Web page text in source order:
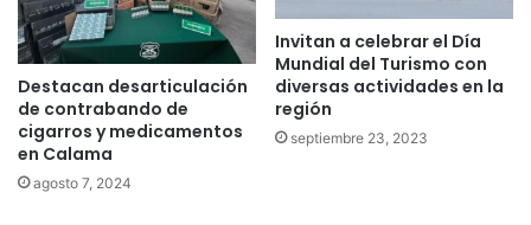
Destacan desarticulación
de contrabando de
cigarros y medicamentos
en Calama
agosto 7, 2024
Invitan a celebrar el Día
Mundial del Turismo con
diversas actividades en la
región
septiembre 23, 2023